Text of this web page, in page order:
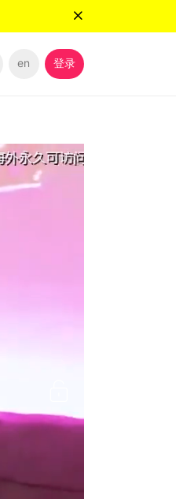
en 登录